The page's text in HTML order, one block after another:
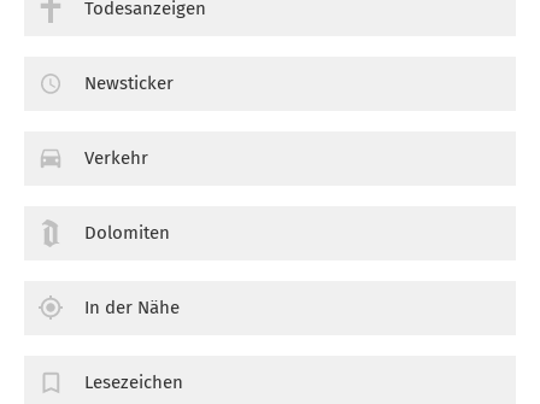
Todesanzeigen
Newsticker
Verkehr
Dolomiten
In der Nähe
Lesezeichen